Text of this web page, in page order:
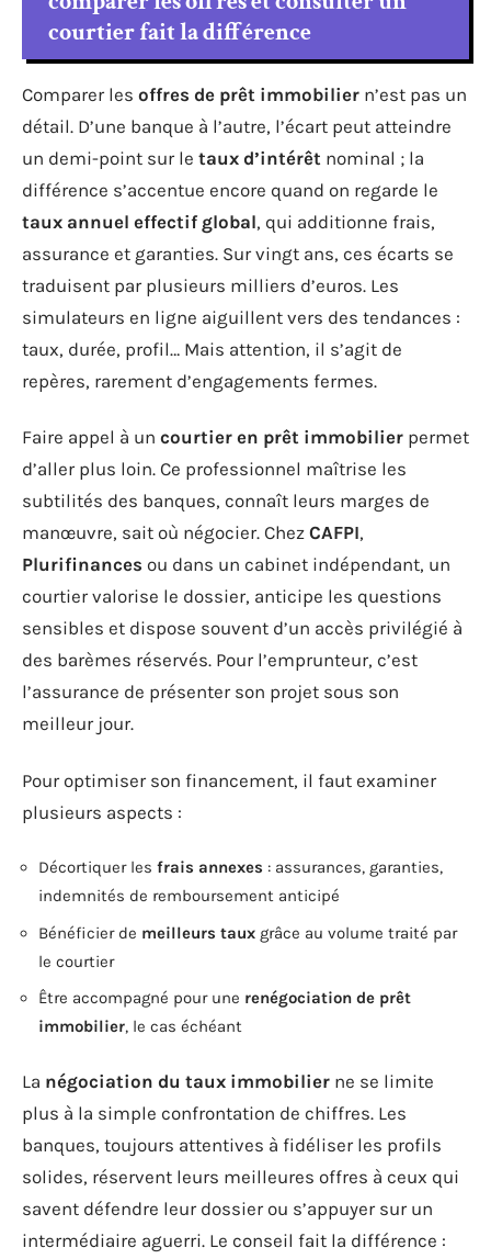
courtier fait la différence
Comparer les offres de prêt immobilier n’est pas un
détail. D’une banque à l’autre, l’écart peut atteindre
un demi-point sur le taux d’intérêt nominal ; la
différence s’accentue encore quand on regarde le
taux annuel effectif global, qui additionne frais,
assurance et garanties. Sur vingt ans, ces écarts se
traduisent par plusieurs milliers d’euros. Les
simulateurs en ligne aiguillent vers des tendances :
taux, durée, profil… Mais attention, il s’agit de
repères, rarement d’engagements fermes.
Faire appel à un courtier en prêt immobilier permet
d’aller plus loin. Ce professionnel maîtrise les
subtilités des banques, connaît leurs marges de
manœuvre, sait où négocier. Chez CAFPI,
Plurifinances ou dans un cabinet indépendant, un
courtier valorise le dossier, anticipe les questions
sensibles et dispose souvent d’un accès privilégié à
des barèmes réservés. Pour l’emprunteur, c’est
l’assurance de présenter son projet sous son
meilleur jour.
Pour optimiser son financement, il faut examiner
plusieurs aspects :
Décortiquer les frais annexes : assurances, garanties,
indemnités de remboursement anticipé
Bénéficier de meilleurs taux grâce au volume traité par
le courtier
Être accompagné pour une renégociation de prêt
immobilier, le cas échéant
La négociation du taux immobilier ne se limite
plus à la simple confrontation de chiffres. Les
banques, toujours attentives à fidéliser les profils
solides, réservent leurs meilleures offres à ceux qui
savent défendre leur dossier ou s’appuyer sur un
intermédiaire aguerri. Le conseil fait la différence :